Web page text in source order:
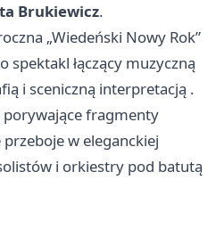
Brukiewicz.
„Wiedeński Nowy Rok”
łączący muzyczną
i sceniczną interpretacją .
fragmenty
w eleganckiej
i orkiestry pod batutą